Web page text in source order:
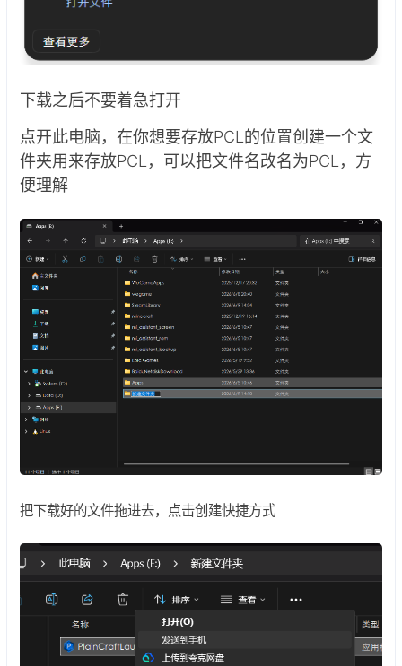
下载之后不要着急打开
点开此电脑，在你想要存放PCL的位置创建一个文
件夹用来存放PCL，可以把文件名改名为PCL，方
便理解
把下载好的文件拖进去，点击创建快捷方式